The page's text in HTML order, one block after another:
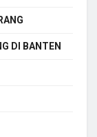
DI BANTEN